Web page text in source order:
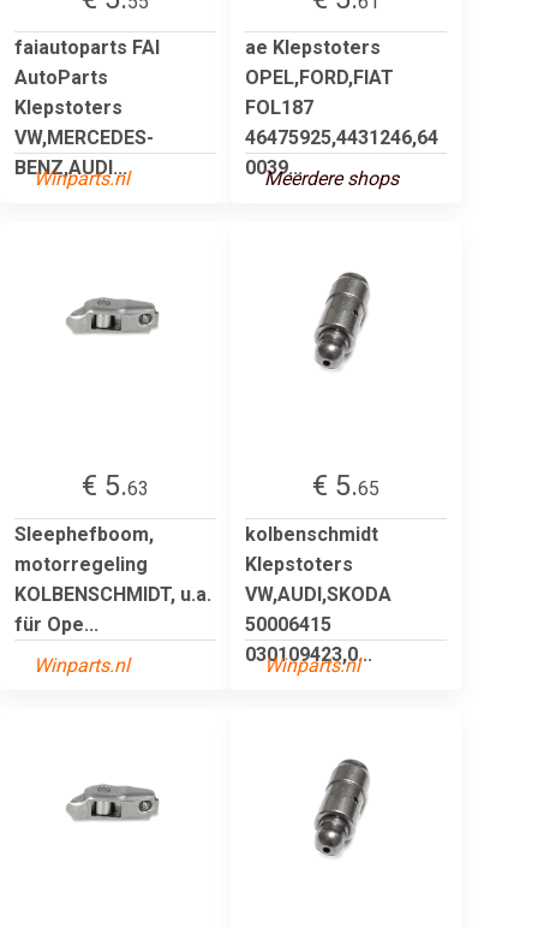
faiautoparts FAI
AutoParts
Klepstoters
VW,MERCEDES-
BENZ,AUDI...
Winparts.nl
ae Klepstoters
OPEL,FORD,FIAT
FOL187
46475925,4431246,64
0039...
Meerdere shops
€ 5.63
Sleephefboom,
motorregeling
KOLBENSCHMIDT, u.a.
für Ope...
Winparts.nl
€ 5.65
kolbenschmidt
Klepstoters
VW,AUDI,SKODA
50006415
030109423,0...
Winparts.nl